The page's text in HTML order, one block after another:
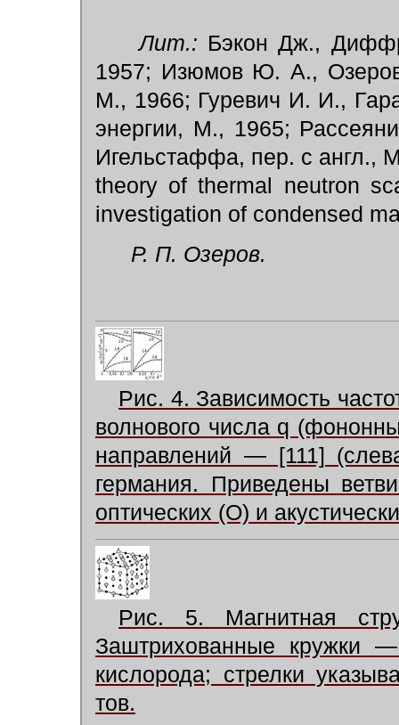
Лит.: Бэкон Дж.,
1957; Изюмов Ю. А.,
М., 1966; Гуревич И. И.,
энергии, М., 1965;
Игельстаффа, пер. с англ.,
theory of thermal neutron
investigation of condensed
Р. П. Озеров.
Рис. 4. Зависимость
волнового числа q
направлений — [111]
германия. Приведены
оптических (О) и
Рис. 5. Магнитная
Заштрихованные кружки
кислорода; стрелки
тов.